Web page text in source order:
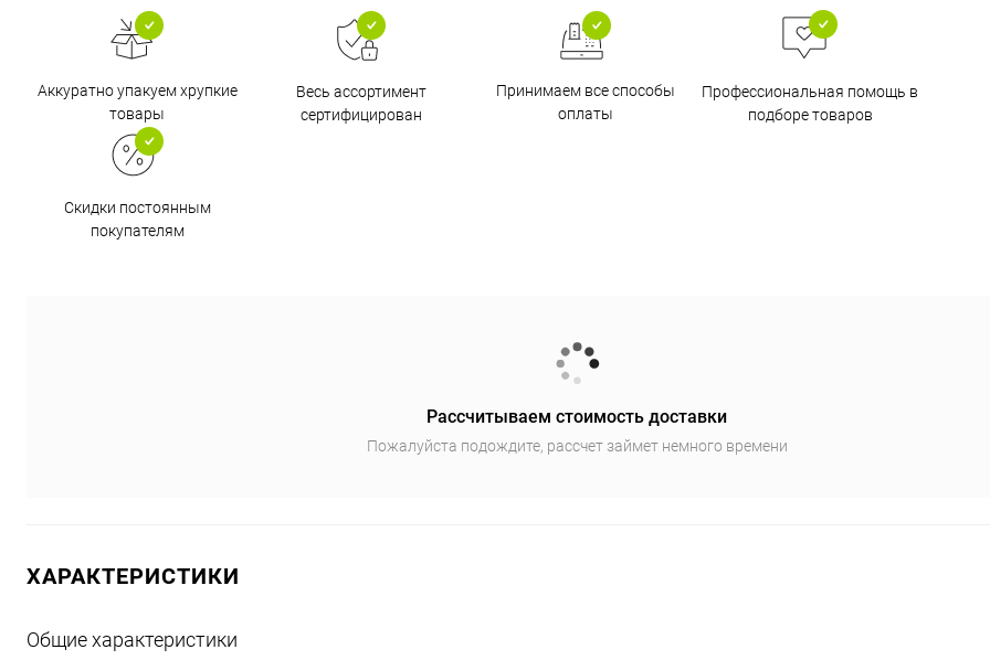
Аккуратно упакуем хрупкие
товары
Весь ассортимент
сертифицирован
Принимаем все способы
оплаты
Профессиональная помощь в
подборе товаров
Скидки постоянным
покупателям
Рассчитываем стоимость доставки
Пожалуйста подождите, рассчет займет немного времени
ХАРАКТЕРИСТИКИ
Общие характеристики